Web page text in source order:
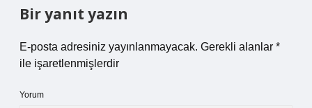
Bir yanıt yazın
E-posta adresiniz yayınlanmayacak. Gerekli alanlar *
ile işaretlenmişlerdir
Yorum